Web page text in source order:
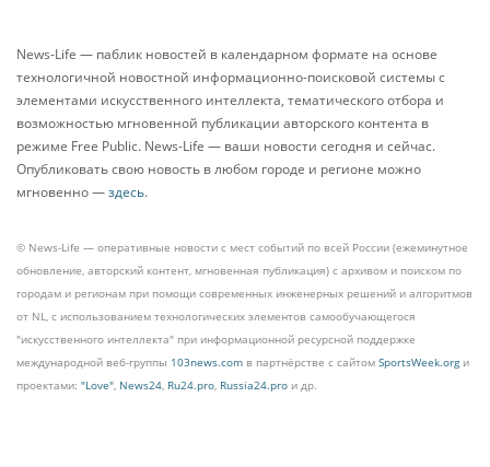
News-Life — паблик новостей в календарном формате на основе
технологичной новостной информационно-поисковой системы с
элементами искусственного интеллекта, тематического отбора и
возможностью мгновенной публикации авторского контента в
режиме Free Public. News-Life — ваши новости сегодня и сейчас.
Опубликовать свою новость в любом городе и регионе можно
мгновенно —здесь.
© News-Life — оперативные новости с мест событий по всей России (ежеминутное
обновление, авторский контент, мгновенная публикация) с архивом и поиском по
городам и регионам при помощи современных инженерных решений и алгоритмов
от NL, с использованием технологических элементов самообучающегося
"искусственного интеллекта" при информационной ресурсной поддержке
международной веб-группы 103news.com в партнёрстве с сайтом SportsWeek.orgи
проектами: "Love", News24, Ru24.pro, Russia24.pro и др.